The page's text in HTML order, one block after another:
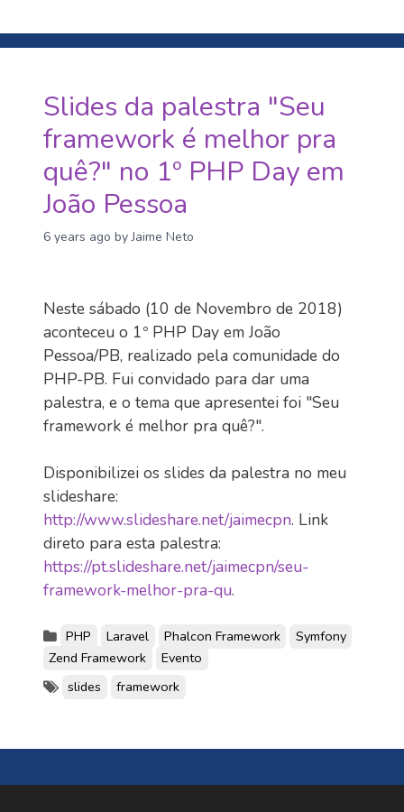
Slides da palestra "Seu
framework é melhor pra
quê?" no 1º PHP Day em
João Pessoa
6 years ago by Jaime Neto
Neste sábado (10 de Novembro de 2018)
aconteceu o 1º PHP Day em João
Pessoa/PB, realizado pela comunidade do
PHP-PB. Fui convidado para dar uma
palestra, e o tema que apresentei foi "Seu
framework é melhor pra quê?".
Disponibilizei os slides da palestra no meu
slideshare:
http://www.slideshare.net/jaimecpn. Link
direto para esta palestra:
https://pt.slideshare.net/jaimecpn/seu-
framework-melhor-pra-qu.
PHP Laravel Phalcon Framework
Symfony
Zend Framework
Evento
slides
framework